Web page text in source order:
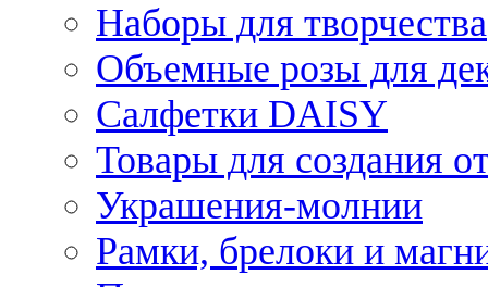
Наборы для творчества
Объемные розы для
Салфетки DAISY
Товары для создания
Украшения-молнии
Рамки, брелоки и